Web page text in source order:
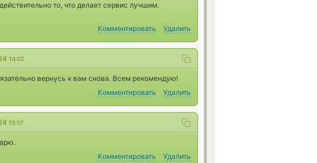
то, что делает сервис лучшим.
Комментировать Удалить
14:02
вернусь к вам снова. Всем рекомендую!
Комментировать Удалить
15:17
Комментировать Удалить